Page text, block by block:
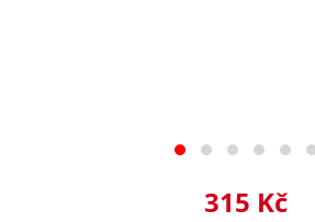
315 Kč